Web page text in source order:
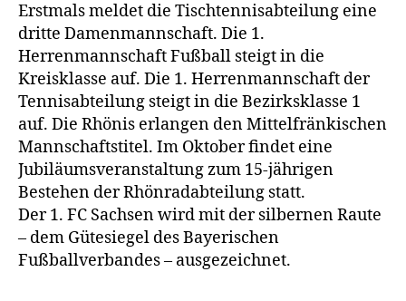
Erstmals meldet die Tischtennisabteilung eine
dritte Damenmannschaft. Die 1.
Herrenmannschaft Fußball steigt in die
Kreisklasse auf. Die 1. Herrenmannschaft der
Tennisabteilung steigt in die Bezirksklasse 1
auf. Die Rhönis erlangen den Mittelfränkischen
Mannschaftstitel. Im Oktober findet eine
Jubiläumsveranstaltung zum 15-jährigen
Bestehen der Rhönradabteilung statt.
Der 1. FC Sachsen wird mit der silbernen Raute
– dem Gütesiegel des Bayerischen
Fußballverbandes – ausgezeichnet.